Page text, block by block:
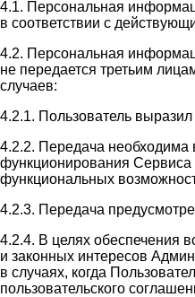
4.1. Персональная
в соответствии с
4.2. Персональная
не передается третьим
случаев:
4.2.1. Пользователь выразил
4.2.2. Передача необходима
функционирования Сервиса
функциональных
4.2.3. Передача
4.2.4. В целях обеспечения
и законных интересов
в случаях, когда
пользовательского